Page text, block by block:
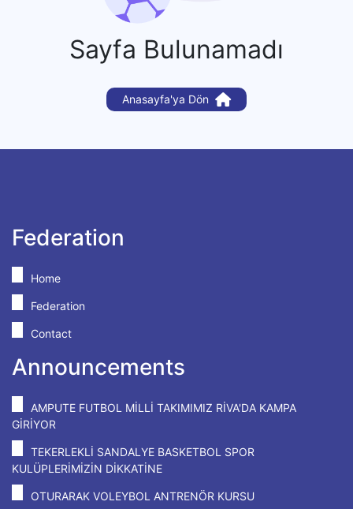
Sayfa Bulunamadı
Anasayfa'ya Dön
Federation
Home
Federation
Contact
Announcements
AMPUTE FUTBOL MİLLİ TAKIMIMIZ RİVA'DA KAMPA
GİRİYOR
TEKERLEKLİ SANDALYE BASKETBOL SPOR
KULÜPLERİMİZİN DİKKATİNE
OTURARAK VOLEYBOL ANTRENÖR KURSU